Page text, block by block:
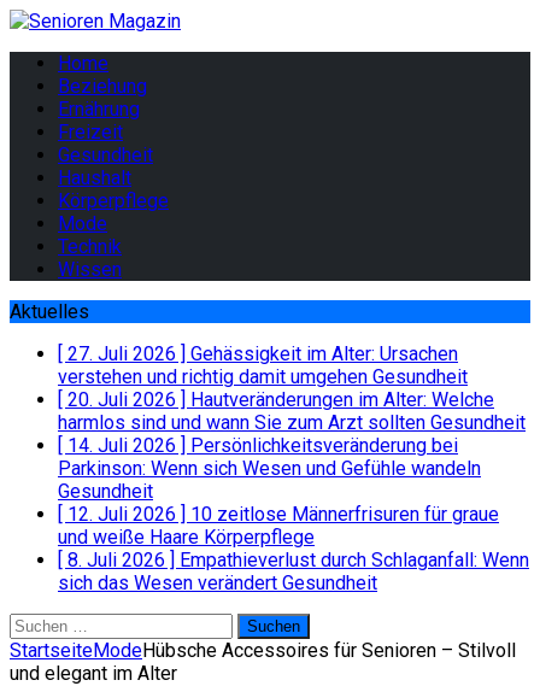
Home
Beziehung
Ernährung
Freizeit
Gesundheit
Haushalt
Körperpflege
Mode
Technik
Wissen
Aktuelles
[ 27. Juli 2026 ] Gehässigkeit im Alter: Ursachen
verstehen und richtig damit umgehen Gesundheit
[ 20. Juli 2026 ] Hautveränderungen im Alter: Welche
harmlos sind und wann Sie zum Arzt sollten Gesundheit
[ 14. Juli 2026 ] Persönlichkeitsveränderung bei
Parkinson: Wenn sich Wesen und Gefühle wandeln
Gesundheit
[ 12. Juli 2026 ] 10 zeitlose Männerfrisuren für graue
und weiße Haare Körperpflege
[ 8. Juli 2026 ] Empathieverlust durch Schlaganfall: Wenn
sich das Wesen verändert Gesundheit
Suchen
nach:
StartseiteModeHübsche Accessoires für Senioren – Stilvoll
und elegant im Alter